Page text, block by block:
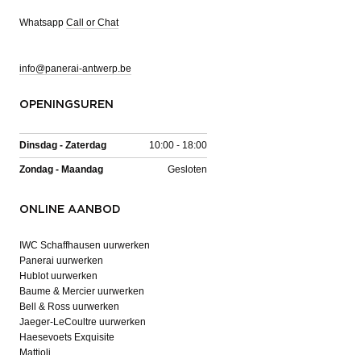
Whatsapp Call or Chat
info@panerai-antwerp.be
OPENINGSUREN
Dinsdag - Zaterdag 10:00 - 18:00
Zondag - Maandag Gesloten
ONLINE AANBOD
IWC Schaffhausen uurwerken
Panerai uurwerken
Hublot uurwerken
Baume & Mercier uurwerken
Bell & Ross uurwerken
Jaeger-LeCoultre uurwerken
Haesevoets Exquisite
Mattioli